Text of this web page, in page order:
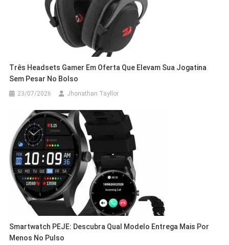
Três Headsets Gamer Em Oferta Que Elevam Sua Jogatina
Sem Pesar No Bolso
23/07/2026 Jhonathan Tayllor
Smartwatch PEJE: Descubra Qual Modelo Entrega Mais Por
Menos No Pulso